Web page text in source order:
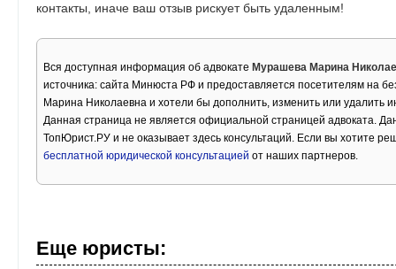
контакты, иначе ваш отзыв рискует быть удаленным!
Вся доступная информация об адвокате Мурашева Марина
источника: сайта Минюста РФ и предоставляется посетителям на
Марина Николаевна и хотели бы дополнить, изменить или удалить
Данная страница не является официальной страницей адвоката.
ТопЮрист.РУ и не оказывает здесь консультаций. Если вы хотите
бесплатной юридической консультацией от наших партнеров.
Еще юристы: